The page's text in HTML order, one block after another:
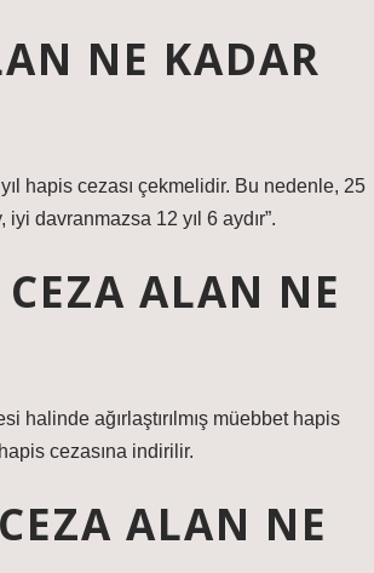
NE KADAR
hapis cezası çekmelidir. Bu nedenle, 25
iyi davranmazsa 12 yıl 6 aydır”.
ALAN NE
halinde ağırlaştırılmış müebbet hapis
cezasına indirilir.
ALAN NE